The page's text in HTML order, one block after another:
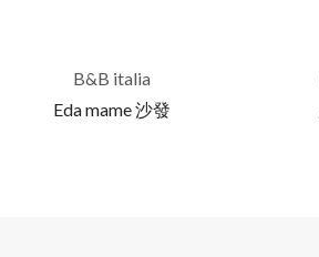
B&B italia
Eda mame 沙發